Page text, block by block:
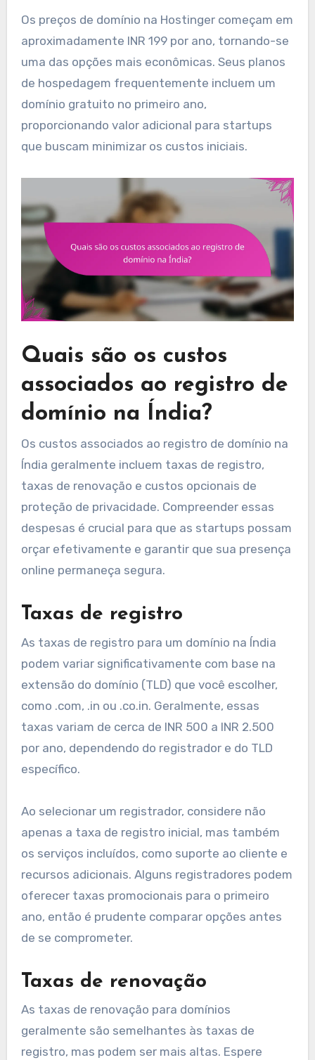
Os preços de domínio na Hostinger começam em
aproximadamente INR 199 por ano, tornando-se
uma das opções mais econômicas. Seus planos
de hospedagem frequentemente incluem um
domínio gratuito no primeiro ano,
proporcionando valor adicional para startups
que buscam minimizar os custos iniciais.
Quais são os custos
associados ao registro de
domínio na Índia?
Os custos associados ao registro de domínio na
Índia geralmente incluem taxas de registro,
taxas de renovação e custos opcionais de
proteção de privacidade. Compreender essas
despesas é crucial para que as startups possam
orçar efetivamente e garantir que sua presença
online permaneça segura.
Taxas de registro
As taxas de registro para um domínio na Índia
podem variar significativamente com base na
extensão do domínio (TLD) que você escolher,
como .com, .in ou .co.in. Geralmente, essas
taxas variam de cerca de INR 500 a INR 2.500
por ano, dependendo do registrador e do TLD
específico.
Ao selecionar um registrador, considere não
apenas a taxa de registro inicial, mas também
os serviços incluídos, como suporte ao cliente e
recursos adicionais. Alguns registradores podem
oferecer taxas promocionais para o primeiro
ano, então é prudente comparar opções antes
de se comprometer.
Taxas de renovação
As taxas de renovação para domínios
geralmente são semelhantes às taxas de
registro, mas podem ser mais altas. Espere